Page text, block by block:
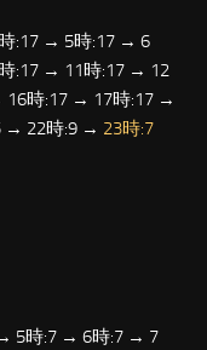
:17 → 5時:17 → 6
:17 → 11時:17 → 12
時:17 → 17時:17 →
→ 22時:9 → 23時:7
5時:7 → 6時:7 → 7